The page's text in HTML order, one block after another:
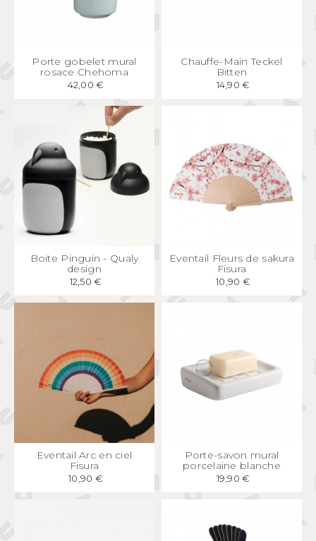
APERÇU RAPIDE
Porte gobelet mural
rosace Chehoma
42,00 €
APERÇU RAPIDE
Chauffe-Main Teckel
Bitten
14,90 €
APERÇU RAPIDE
Boite Pinguin - Qualy
design
12,50 €
APERÇU RAPIDE
Eventail Fleurs de sakura
Fisura
10,90 €
APERÇU RAPIDE
Eventail Arc en ciel
Fisura
10,90 €
APERÇU RAPIDE
Porte-savon mural
porcelaine blanche
19,90 €